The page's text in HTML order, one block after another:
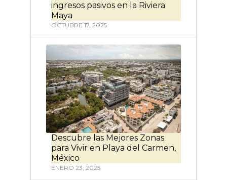
ingresos pasivos en la Riviera
Maya
OCTUBRE 17, 2025
Descubre las Mejores Zonas
para Vivir en Playa del Carmen,
México
ENERO 23, 2025